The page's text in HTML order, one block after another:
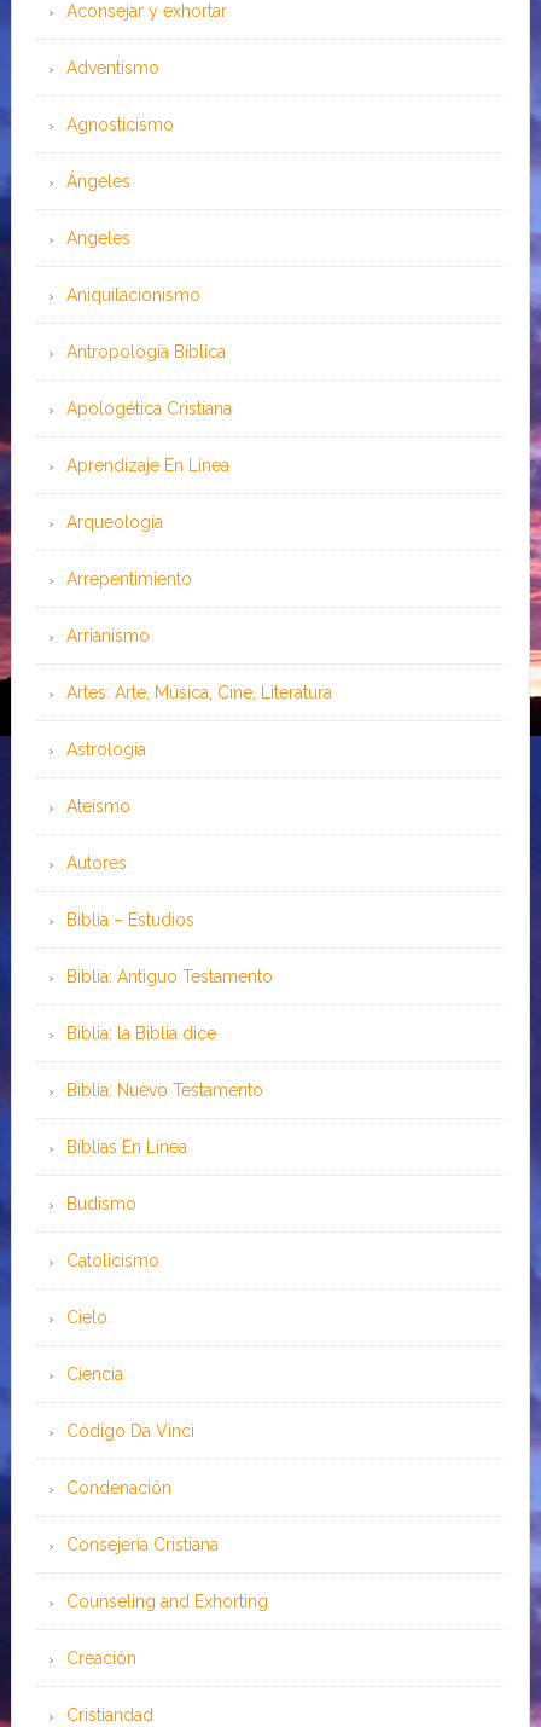
Aconsejar y exhortar
Adventismo
Agnosticismo
Ángeles
Angeles
Aniquilacionismo
Antropología Bíblica
Apologética Cristiana
Aprendizaje En Línea
Arqueología
Arrepentimiento
Arrianismo
Artes: Arte, Música, Cine, Literatura
Astrología
Ateísmo
Autores
Biblia – Estudios
Biblia: Antiguo Testamento
Biblia: la Biblia dice
Biblia: Nuevo Testamento
Bíblias En Línea
Budismo
Catolicismo
Cielo
Ciencia
Código Da Vinci
Condenación
Consejería Cristiana
Counseling and Exhorting
Creación
Cristiandad